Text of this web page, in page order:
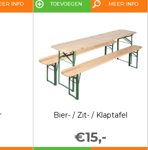
INFO TOEVOEGEN MEER INFO
Bier- / Zit- / Klaptafel
€15,-